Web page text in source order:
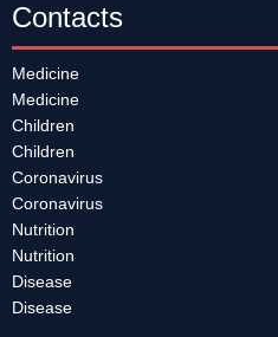
Contacts
Medicine
Medicine
Children
Children
Coronavirus
Coronavirus
Nutrition
Nutrition
Disease
Disease